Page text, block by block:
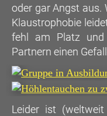
oder gar Angst aus.
Klaustrophobie
fehl am Platz
Partnern einen
Leider ist